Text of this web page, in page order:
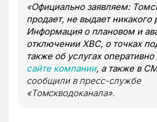
«Официально заявляем:
продает, не выдает никакого
Информация о плановом и
отключении ХВС, о точках
также об услугах
сайте компании, а также в
сообщили в пресс-службе
«Томскводоканала».